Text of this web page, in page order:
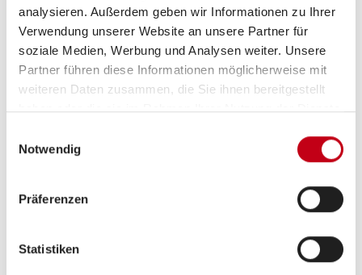
analysieren. Außerdem geben wir Informationen zu Ihrer
Verwendung unserer Website an unsere Partner für
soziale Medien, Werbung und Analysen weiter. Unsere
Partner führen diese Informationen möglicherweise mit
weiteren Daten zusammen, die Sie ihnen bereitgestellt
haben oder die sie im Rahmen Ihrer Nutzung der Dienste
Notwendig
Präferenzen
Statistiken
Sommerreifen
Heizung / Klima